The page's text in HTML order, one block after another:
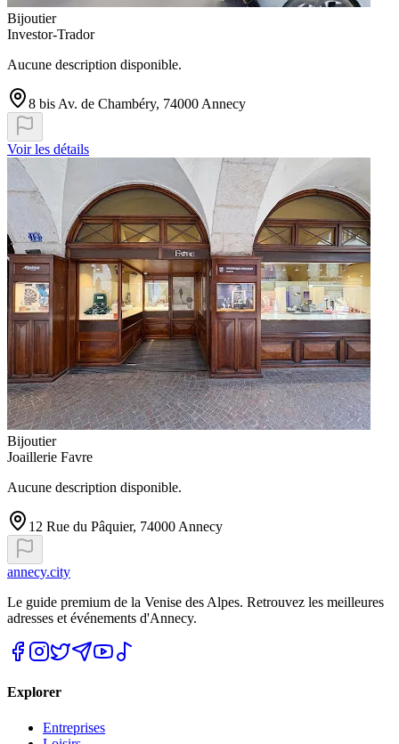
Bijoutier
Investor-Trador
Aucune description disponible.
8 bis Av. de Chambéry, 74000 Annecy
Voir les détails
Bijoutier
Joaillerie Favre
Aucune description disponible.
12 Rue du Pâquier, 74000 Annecy
annecy.city
Le guide premium de la Venise des Alpes. Retrouvez les meilleures
adresses et événements d'Annecy.
Explorer
Entreprises